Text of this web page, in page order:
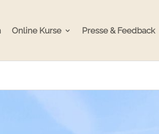
Online Kurse Presse & Feedback